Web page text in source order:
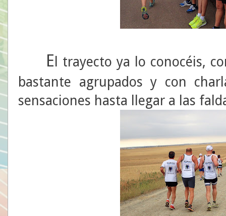
E l trayecto ya lo conocéis,
bastante agrupados y con
sensaciones hasta llegar a las